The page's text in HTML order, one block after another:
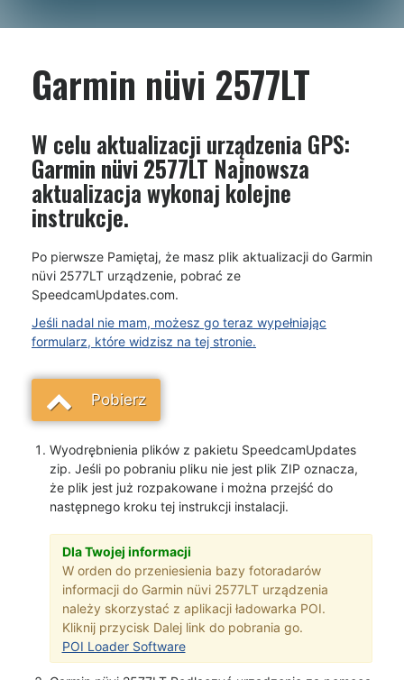
Garmin nüvi 2577LT
W celu aktualizacji urządzenia GPS:
Garmin nüvi 2577LT Najnowsza
aktualizacja wykonaj kolejne
instrukcje.
Po pierwsze Pamiętaj, że masz plik aktualizacji do Garmin
nüvi 2577LT urządzenie, pobrać ze
SpeedcamUpdates.com.
Jeśli nadal nie mam, możesz go teraz wypełniając
formularz, które widzisz na tej stronie.
Pobierz
Wyodrębnienia plików z pakietu SpeedcamUpdates
zip. Jeśli po pobraniu pliku nie jest plik ZIP oznacza,
że plik jest już rozpakowane i można przejść do
następnego kroku tej instrukcji instalacji.
Dla Twojej informacji
W orden do przeniesienia bazy fotoradarów
informacji do Garmin nüvi 2577LT urządzenia
należy skorzystać z aplikacji ładowarka POI.
Kliknij przycisk Dalej link do pobrania go.
POI Loader Software